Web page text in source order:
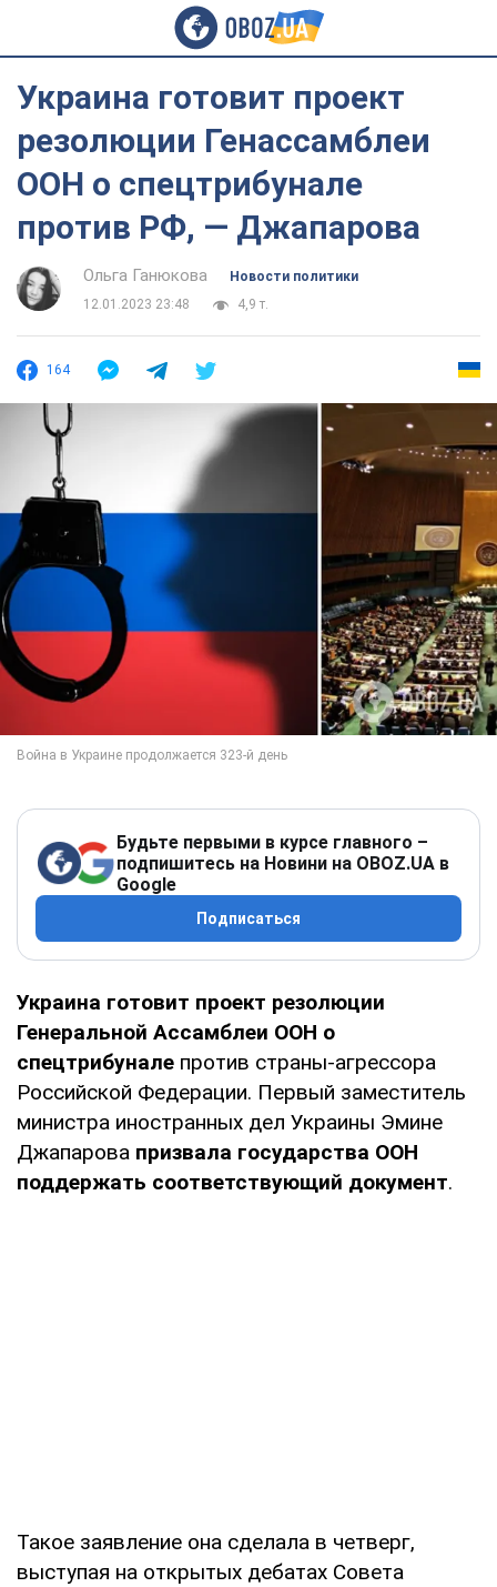
Украина готовит проект
резолюции Генассамблеи
ООН о спецтрибунале
против РФ, — Джапарова
Ольга Ганюкова
Новости политики
12.01.2023 23:48
4,9 т.
164
Будьте первыми в курсе главного –
подпишитесь на Новини на OBOZ.UA в
Google
Подписаться
Украина готовит проект резолюции
Генеральной Ассамблеи ООН о
спецтрибунале против страны-агрессора
Российской Федерации. Первый заместитель
министра иностранных дел Украины Эмине
Джапарова призвала государства ООН
поддержать соответствующий документ.
Такое заявление она сделала в четверг,
выступая на открытых дебатах Совета